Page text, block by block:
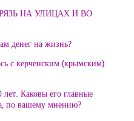
НА УЛИЦАХ И ВО
денег на жизнь?
с керченским (крымским)
Каковы его главные
по вашему мнению?